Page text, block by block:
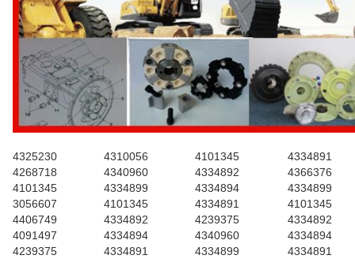
4325230 4310056 4101345
4334891
4268718
4340960 4334892
4366376
4101345
4334899 4334894
4334899
3056607
4101345 4334891
4101345
4406749
4334892 4239375
4334892
4091497
4334894 4340960
4334894
4239375
4334891 4334899
4334891